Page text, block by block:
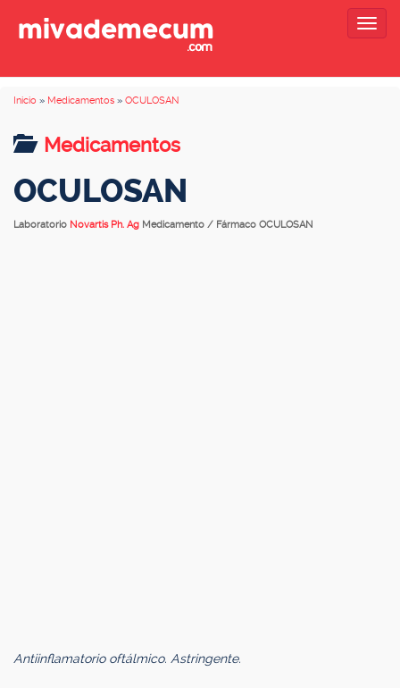
Inicio » Medicamentos » OCULOSAN
Medicamentos
OCULOSAN
Laboratorio Novartis Ph. Ag Medicamento / Fármaco OCULOSAN
Antiinflamatorio oftálmico. Astringente.